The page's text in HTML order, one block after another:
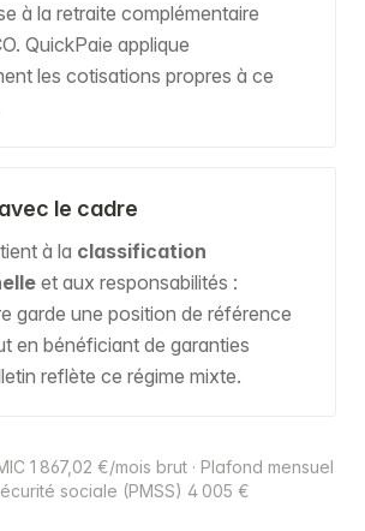
à la retraite complémentaire
QuickPaie applique
les cotisations propres à ce
le cadre
à la classification
et aux responsabilités :
garde une position de référence
en bénéficiant de garanties
reflète ce régime mixte.
1 867,02 €/mois brut · Plafond mensuel
sociale (PMSS) 4 005 €